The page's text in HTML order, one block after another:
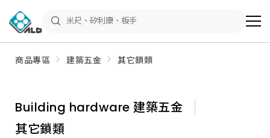
Shop
商
專
具、
商品專區 建築五金 其它鎖類
Building hardware 建築五金
其它鎖類